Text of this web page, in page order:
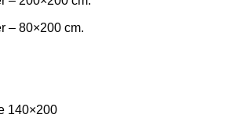
– 80×200 cm.
140×200